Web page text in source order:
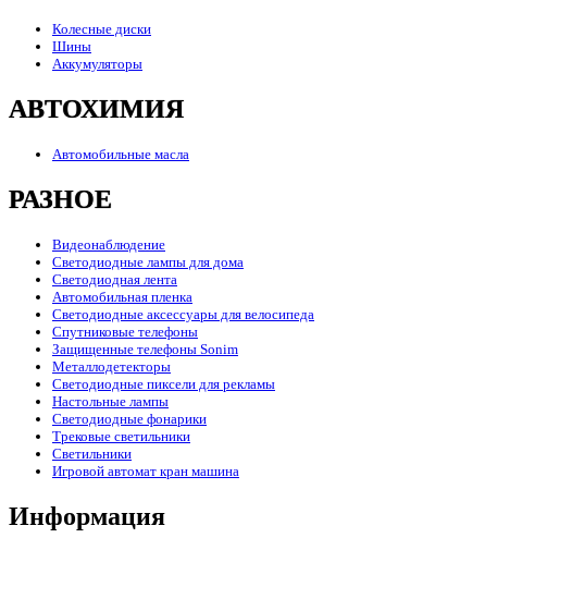
Колесные диски
Шины
Аккумуляторы
АВТОХИМИЯ
Автомобильные масла
РАЗНОЕ
Видеонаблюдение
Светодиодные лампы для дома
Светодиодная лента
Автомобильная пленка
Светодиодные аксессуары для велосипеда
Спутниковые телефоны
Защищенные телефоны Sonim
Металлодетекторы
Светодиодные пиксели для рекламы
Настольные лампы
Светодиодные фонарики
Трековые светильники
Светильники
Игровой автомат кран машина
Информация